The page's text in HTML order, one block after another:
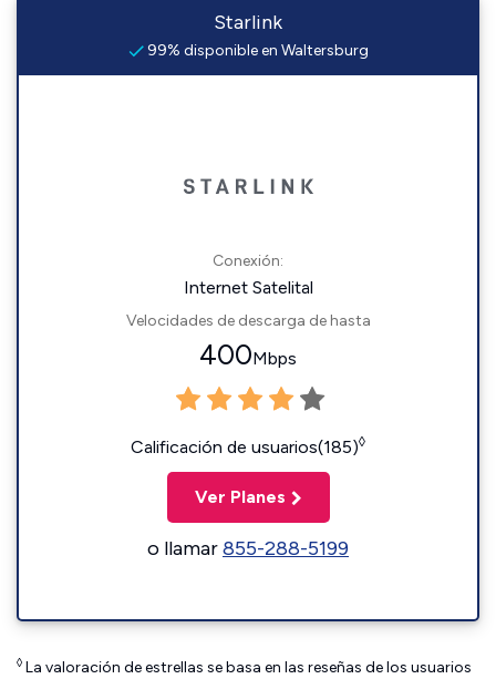
Starlink
99% disponible en Waltersburg
Conexión:
Internet Satelital
Velocidades de descarga de hasta
400Mbps
Calificación de usuarios(185)◊
Ver Planes
o llamar855-288-5199
◊ La valoración de estrellas se basa en las reseñas de los usuarios